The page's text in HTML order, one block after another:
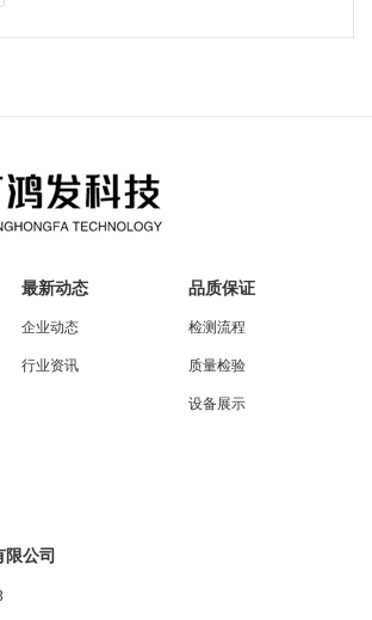
最新动态
企业动态
行业资讯
品质保证
检测流程
质量检验
设备展示
公司